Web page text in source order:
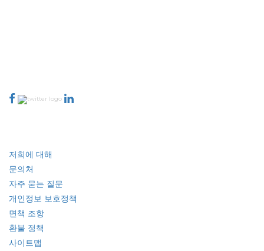
저희에 대해
문의처
자주 묻는 질문
개인정보 보호정책
면책 조항
환불 정책
사이트맵